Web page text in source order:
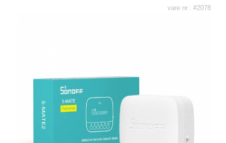
vare nr.: #2078